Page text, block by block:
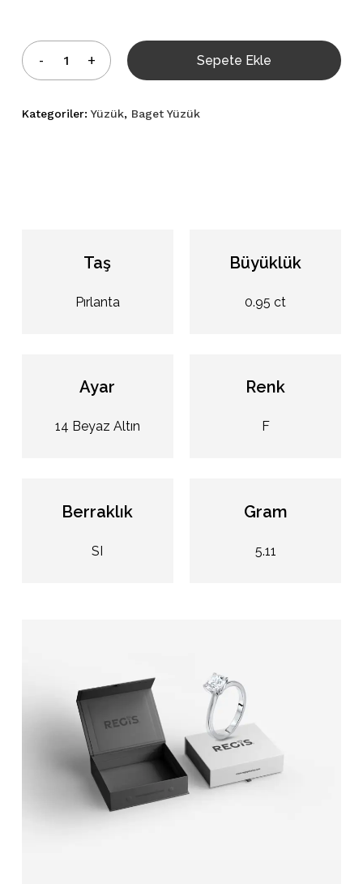
Sepete Ekle
Kategoriler: Yüzük, Baget Yüzük
Taş
Pırlanta
Büyüklük
0.95 ct
Ayar
14 Beyaz Altın
Renk
F
Berraklık
SI
Gram
5.11